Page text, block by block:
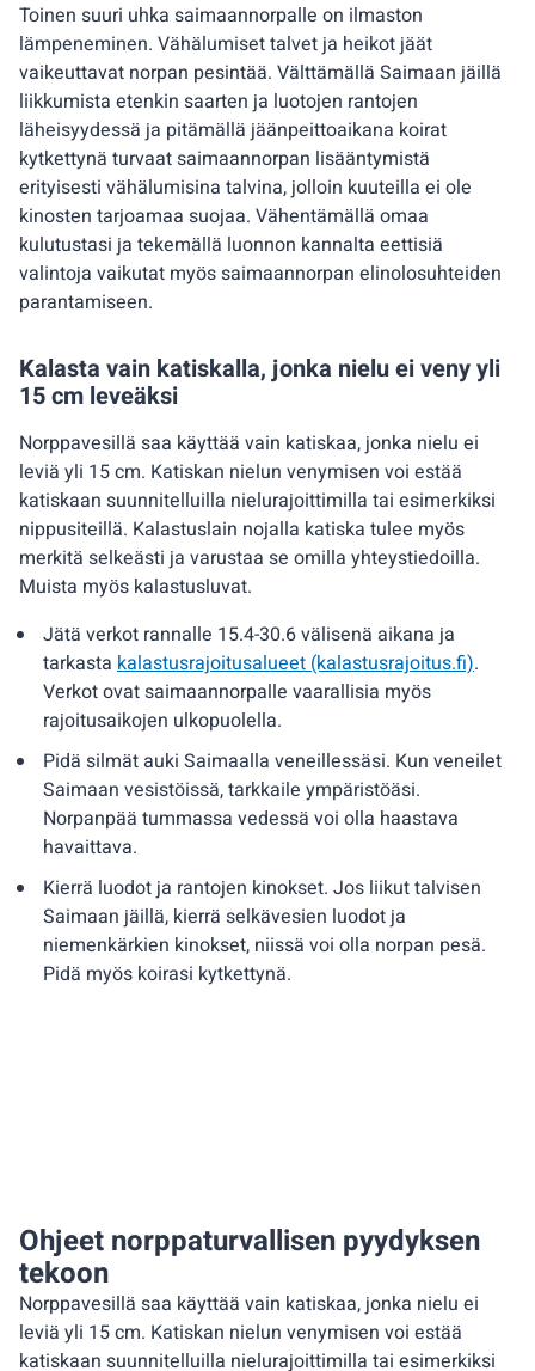
Toinen suuri uhka saimaannorpalle on ilmaston
lämpeneminen. Vähälumiset talvet ja heikot jäät
vaikeuttavat norpan pesintää. Välttämällä Saimaan jäillä
liikkumista etenkin saarten ja luotojen rantojen
läheisyydessä ja pitämällä jäänpeittoaikana koirat
kytkettynä turvaat saimaannorpan lisääntymistä
erityisesti vähälumisina talvina, jolloin kuuteilla ei ole
kinosten tarjoamaa suojaa. Vähentämällä omaa
kulutustasi ja tekemällä luonnon kannalta eettisiä
valintoja vaikutat myös saimaannorpan elinolosuhteiden
parantamiseen.
Kalasta vain katiskalla, jonka nielu ei veny yli
15 cm leveäksi
Norppavesillä saa käyttää vain katiskaa, jonka nielu ei
leviä yli 15 cm. Katiskan nielun venymisen voi estää
katiskaan suunnitelluilla nielurajoittimilla tai esimerkiksi
nippusiteillä. Kalastuslain nojalla katiska tulee myös
merkitä selkeästi ja varustaa se omilla yhteystiedoilla.
Muista myös kalastusluvat.
Jätä verkot rannalle 15.4-30.6 välisenä aikana ja
tarkasta kalastusrajoitusalueet (kalastusrajoitus.fi).
Verkot ovat saimaannorpalle vaarallisia myös
rajoitusaikojen ulkopuolella.
Pidä silmät auki Saimaalla veneillessäsi. Kun veneilet
Saimaan vesistöissä, tarkkaile ympäristöäsi.
Norpanpää tummassa vedessä voi olla haastava
havaittava.
Kierrä luodot ja rantojen kinokset. Jos liikut talvisen
Saimaan jäillä, kierrä selkävesien luodot ja
niemenkärkien kinokset, niissä voi olla norpan pesä.
Pidä myös koirasi kytkettynä.
Ohjeet norppaturvallisen pyydyksen
tekoon
Norppavesillä saa käyttää vain katiskaa, jonka nielu ei
leviä yli 15 cm. Katiskan nielun venymisen voi estää
katiskaan suunnitelluilla nielurajoittimilla tai esimerkiksi